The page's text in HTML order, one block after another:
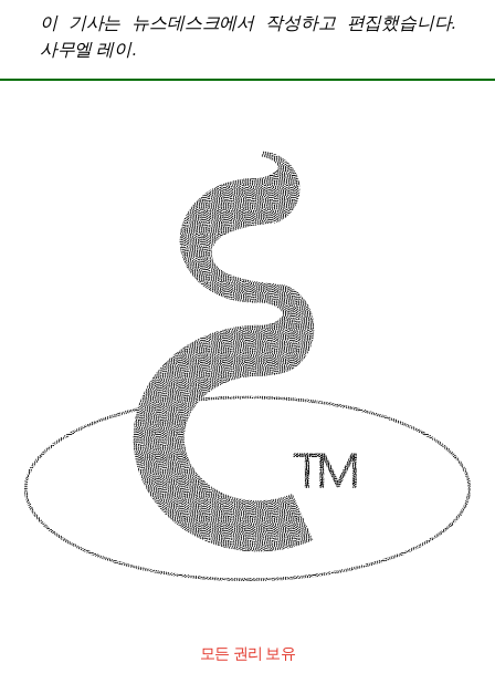
이 기사는 뉴스데스크에서 작성하고 편집했습니다.
사무엘 레이.
모든 권리 보유